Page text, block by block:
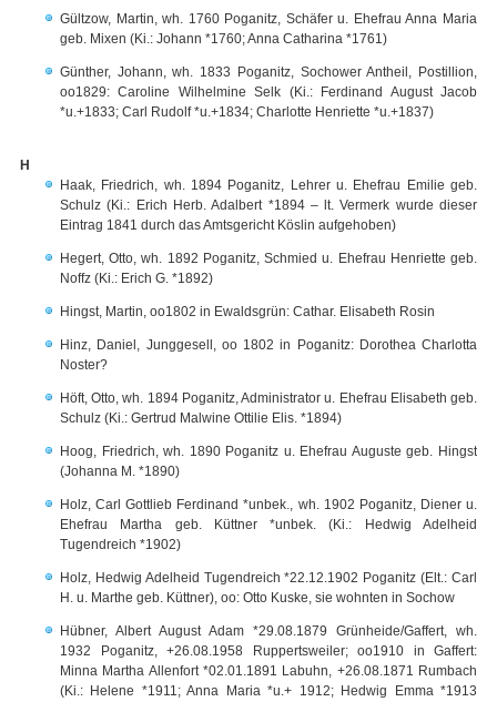
Gültzow, Martin, wh. 1760 Poganitz, Schäfer u. Ehefrau Anna Maria
geb. Mixen (Ki.: Johann *1760; Anna Catharina *1761)
Günther, Johann, wh. 1833 Poganitz, Sochower Antheil, Postillion,
oo1829: Caroline Wilhelmine Selk (Ki.: Ferdinand August Jacob
*u.+1833; Carl Rudolf *u.+1834; Charlotte Henriette *u.+1837)
H
Haak, Friedrich, wh. 1894 Poganitz, Lehrer u. Ehefrau Emilie geb.
Schulz (Ki.: Erich Herb. Adalbert *1894 – lt. Vermerk wurde dieser
Eintrag 1841 durch das Amtsgericht Köslin aufgehoben)
Hegert, Otto, wh. 1892 Poganitz, Schmied u. Ehefrau Henriette geb.
Noffz (Ki.: Erich G. *1892)
Hingst, Martin, oo1802 in Ewaldsgrün: Cathar. Elisabeth Rosin
Hinz, Daniel, Junggesell, oo 1802 in Poganitz: Dorothea Charlotta
Noster?
Höft, Otto, wh. 1894 Poganitz, Administrator u. Ehefrau Elisabeth geb.
Schulz (Ki.: Gertrud Malwine Ottilie Elis. *1894)
Hoog, Friedrich, wh. 1890 Poganitz u. Ehefrau Auguste geb. Hingst
(Johanna M. *1890)
Holz, Carl Gottlieb Ferdinand *unbek., wh. 1902 Poganitz, Diener u.
Ehefrau Martha geb. Küttner *unbek. (Ki.: Hedwig Adelheid
Tugendreich *1902)
Holz, Hedwig Adelheid Tugendreich *22.12.1902 Poganitz (Elt.: Carl
H. u. Marthe geb. Küttner), oo: Otto Kuske, sie wohnten in Sochow
Hübner, Albert August Adam *29.08.1879 Grünheide/Gaffert, wh.
1932 Poganitz, +26.08.1958 Ruppertsweiler; oo1910 in Gaffert:
Minna Martha Allenfort *02.01.1891 Labuhn, +26.08.1871 Rumbach
(Ki.: Helene *1911; Anna Maria *u.+ 1912; Hedwig Emma *1913